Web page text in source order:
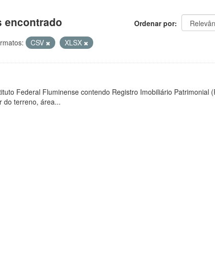
Ordenar por
encontrado
CSV XLSX
Federal Fluminense contendo Registro Imobiliário Patrimonial
do terreno, área...